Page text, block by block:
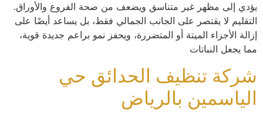
يؤدي إلى مظهر غير متناسق ويضعف من صحة الفروع والأوراق.
التقليم لا يقتصر على الجانب الجمالي فقط، بل يساعد أيضًا على
إزالة الأجزاء الميتة أو المتضررة، ويحفز نمو براعم جديدة قوية،
مما يجعل النباتات
شركة تنظيف الحدائق حي
الياسمين بالرياض